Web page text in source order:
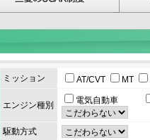
ミッション AT/CVT MT
エンジン種別 電気自動車
駆動方式